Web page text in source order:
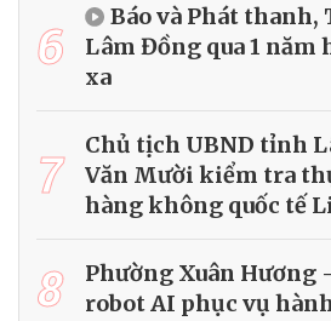
6
Báo và Phát
Lâm Đồng qua 1 năm
xa
7
Chủ tịch UBND tỉnh
Văn Mười kiểm tra
hàng không quốc tế
8
Phường Xuân Hương
robot AI phục vụ